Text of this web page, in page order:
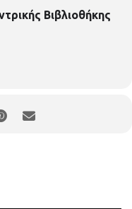
Βιβλιοθήκης